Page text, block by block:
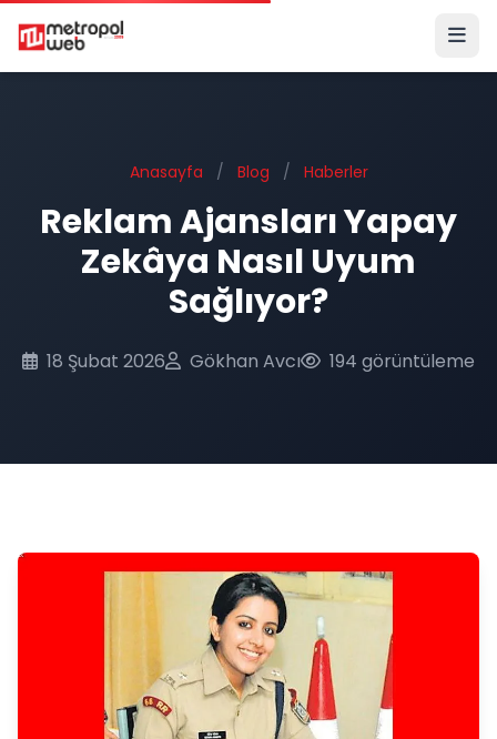
Ana içeriğe geç
Anasayfa / Blog / Haberler
Reklam Ajansları Yapay
Zekâya Nasıl Uyum
Sağlıyor?
18 Şubat 2026 Gökhan Avcı 194 görüntüleme